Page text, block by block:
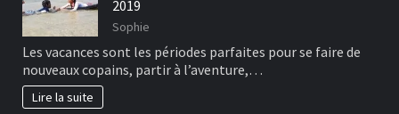
2019
Sophie
Les vacances sont les périodes parfaites pour se faire de
nouveaux copains, partir à l’aventure,…
Lire la suite